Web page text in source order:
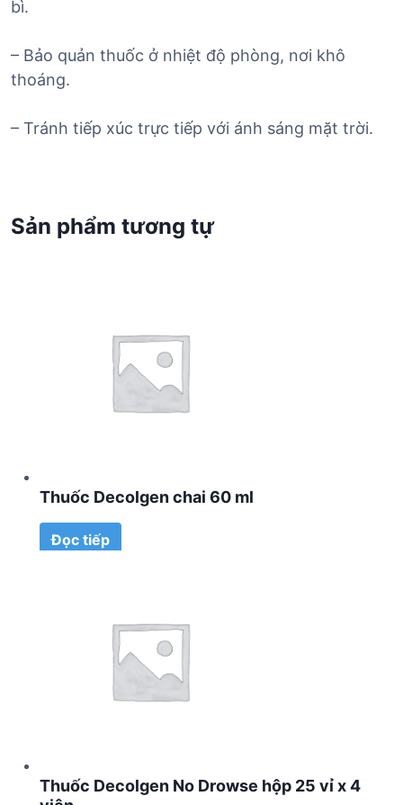
bì.
– Bảo quản thuốc ở nhiệt độ phòng, nơi khô
thoáng.
– Tránh tiếp xúc trực tiếp với ánh sáng mặt trời.
Sản phẩm tương tự
Thuốc Decolgen chai 60 ml
Đọc tiếp
Thuốc Decolgen No Drowse hộp 25 vỉ x 4